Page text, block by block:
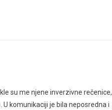
su me njene inverzivne rečenice,
komunikaciji je bila neposredna i